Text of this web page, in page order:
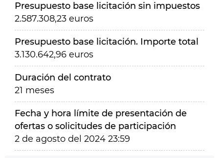
Presupuesto base licitación sin impuestos
2.587.308,23 euros
Presupuesto base licitación. Importe total
3.130.642,96 euros
Duración del contrato
21 meses
Fecha y hora límite de presentación de
ofertas o solicitudes de participación
2 de agosto del 2024 23:59